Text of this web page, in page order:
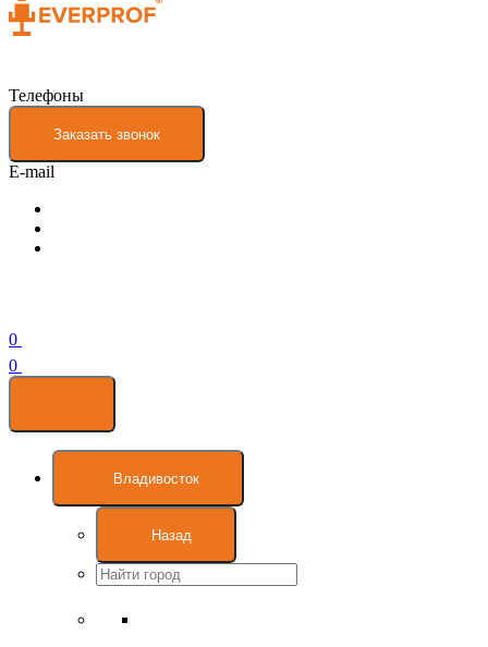
Телефоны
Заказать звонок
E-mail
0
0
Владивосток
Назад